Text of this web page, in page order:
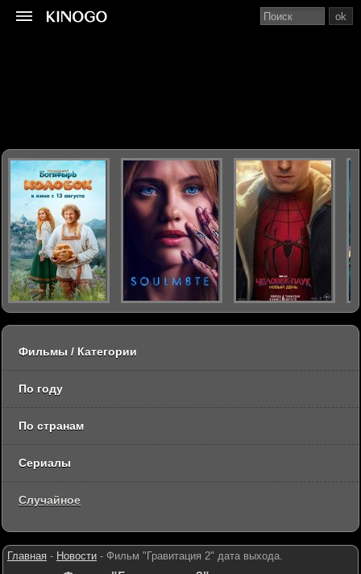
Главная - Новости - Фильм "Гравитация 2" дата выхода.
ok
Фильмы / Категории
По году
По странам
Сериалы
Случайное